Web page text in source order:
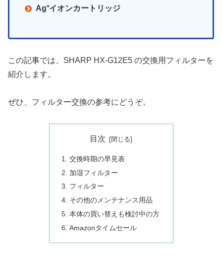
Ag⁺イオンカートリッジ
この記事では、SHARP HX-G12E5 の交換用フィルターを
紹介します。
ぜひ、フィルター交換の参考にどうぞ。
目次
交換時期の早見表
加湿フィルター
フィルター
その他のメンテナンス用品
本体の買い替えも検討中の方
Amazonタイムセール